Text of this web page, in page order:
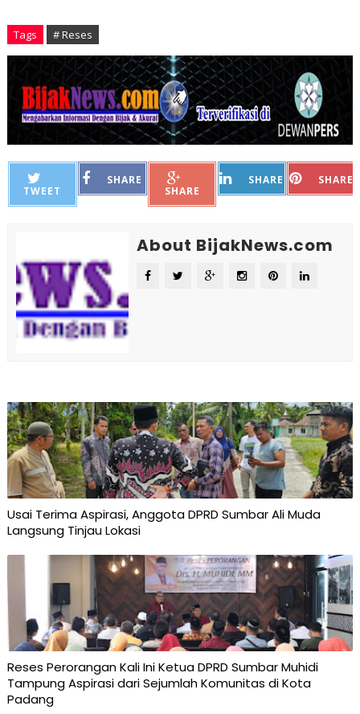
Tags # Reses
TWEET
SHARE
SHARE
SHARE SHARE
About BijakNews.com
Usai Terima Aspirasi, Anggota DPRD Sumbar Ali Muda
Langsung Tinjau Lokasi
Reses Perorangan Kali Ini Ketua DPRD Sumbar Muhidi
Tampung Aspirasi dari Sejumlah Komunitas di Kota
Padang